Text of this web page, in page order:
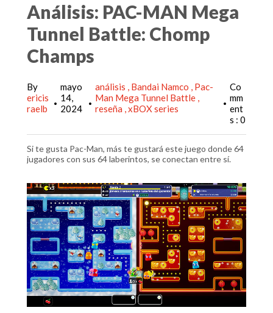
Análisis: PAC-MAN Mega
Tunnel Battle: Chomp
Champs
By
ericis
raelb
•
mayo
14,
2024
•
análisis Bandai Namco
Pac-
Man Mega Tunnel Battle
reseña xBOX series •
Co
mm
ent
s : 0
Si te gusta Pac-Man, más te gustará este juego donde 64
jugadores con sus 64 laberintos, se conectan entre sí.